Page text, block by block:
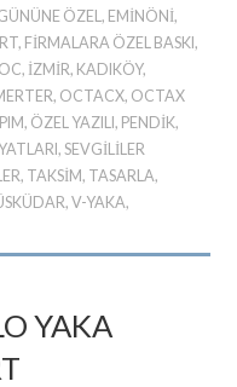
ÖZEL, EMINÖNI,
, FIRMALARA ÖZEL BASKI,
, İZMIR, KADIKÖY,
, OCTACX, OCTAX
, ÖZEL YAZILI, PENDIK,
,SEVGILILER
, TAKSIM, TASARLA,
,V-YAKA,
YAKA